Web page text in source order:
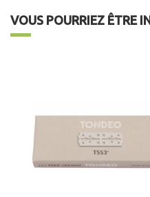
VOUS POURRIEZ ÊTRE